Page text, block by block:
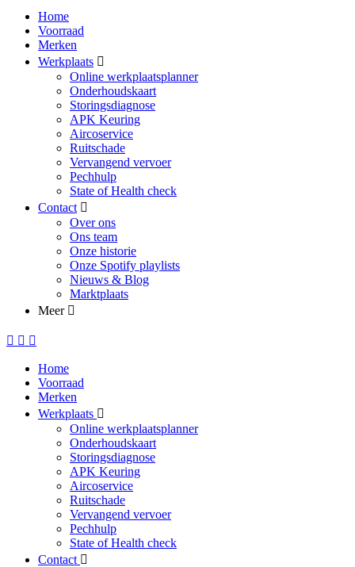
Home
Voorraad
Merken
Werkplaats
Online werkplaatsplanner
Onderhoudskaart
Storingsdiagnose
APK Keuring
Aircoservice
Ruitschade
Vervangend vervoer
Pechhulp
State of Health check
Contact
Over ons
Ons team
Onze historie
Onze Spotify playlists
Nieuws & Blog
Marktplaats
Meer
Home
Voorraad
Merken
Werkplaats
Online werkplaatsplanner
Onderhoudskaart
Storingsdiagnose
APK Keuring
Aircoservice
Ruitschade
Vervangend vervoer
Pechhulp
State of Health check
Contact